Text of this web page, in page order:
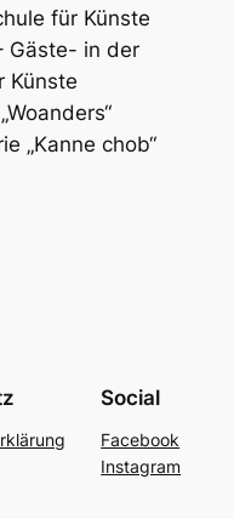
für Künste
Gäste- in der
Künste
„Kanne chob“
Social
Facebook
Instagram